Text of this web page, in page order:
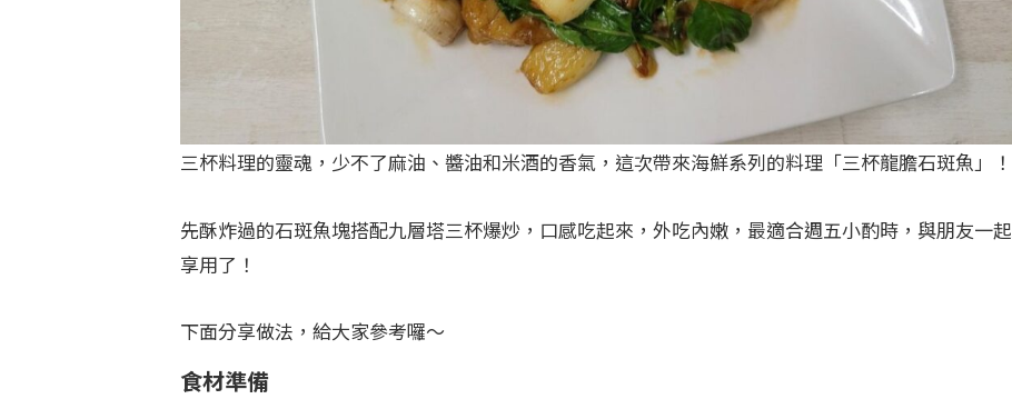
三杯料理的靈魂，少不了麻油、醬油和米酒的香氣，這次帶來海鮮系列的料理「三杯龍膽石斑魚」！
先酥炸過的石斑魚塊搭配九層塔三杯爆炒，口感吃起來，外吃內嫩，最適合週五小酌時，與朋友一起
享用了！
下面分享做法，給大家參考囉～
食材準備